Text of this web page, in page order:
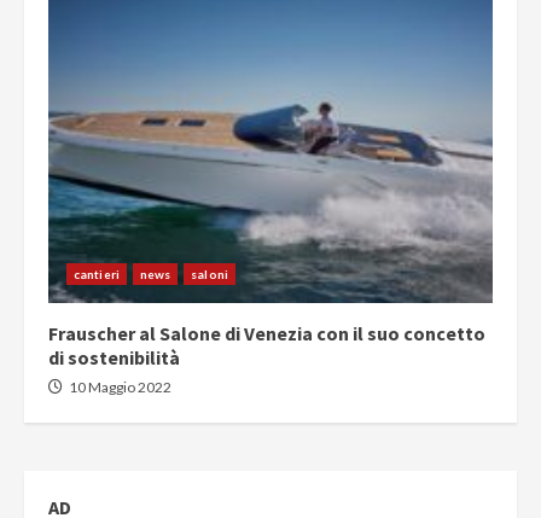
cantieri news saloni
Frauscher al Salone di Venezia con il suo concetto
di sostenibilità
10 Maggio 2022
AD